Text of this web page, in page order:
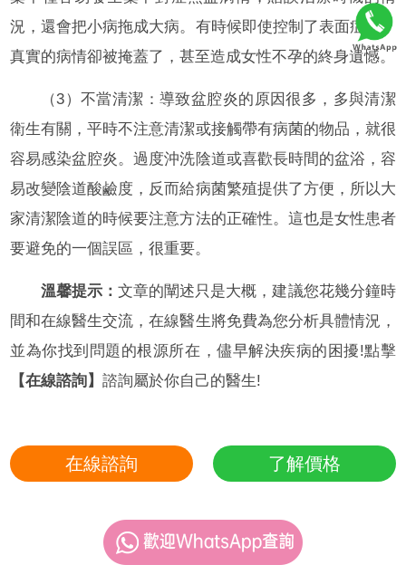
況，還會把小病拖成大病。有時候即使控制了表面症狀，
真實的病情卻被掩蓋了，甚至造成女性不孕的終身遺憾。
（3）不當清潔：導致盆腔炎的原因很多，多與清潔
衛生有關，平時不注意清潔或接觸帶有病菌的物品，就很
容易感染盆腔炎。過度沖洗陰道或喜歡長時間的盆浴，容
易改變陰道酸鹼度，反而給病菌繁殖提供了方便，所以大
家清潔陰道的時候要注意方法的正確性。這也是女性患者
要避免的一個誤區，很重要。
溫馨提示：文章的闡述只是大概，建議您花幾分鐘時
間和在線醫生交流，在線醫生將免費為您分析具體情況，
並為你找到問題的根源所在，儘早解決疾病的困擾!點擊
【在線諮詢】諮詢屬於你自己的醫生!
在線諮詢 了解價格